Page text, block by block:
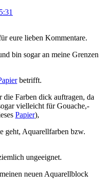
eure lieben Kommentare.
bin sogar an meine Grenzen
betrifft.
die Farben dick auftragen, da
vielleicht für Gouache,-
Papier),
geht, Aquarellfarben bzw.
ungeeignet.
neuen Aquarellblock